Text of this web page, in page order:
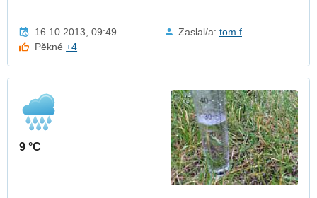
16.10.2013, 09:49 Zaslal/a: tom.f
Pěkné+4
9 °C